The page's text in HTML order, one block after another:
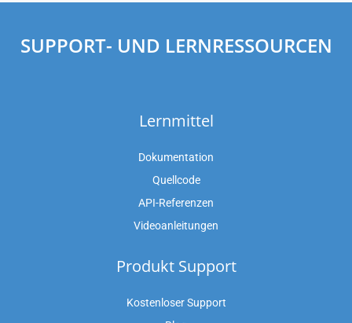
SUPPORT- UND LERNRESSOURCEN
Lernmittel
Dokumentation
Quellcode
API-Referenzen
Videoanleitungen
Produkt Support
Kostenloser Support